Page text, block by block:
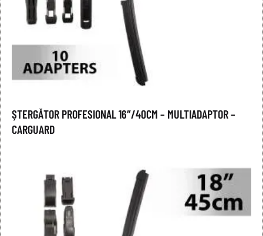
ȘTERGĂTOR PROFESIONAL 16″/40CM – MULTIADAPTOR –
CARGUARD